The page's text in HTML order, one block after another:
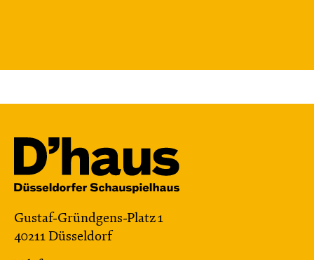
Gustaf-Gründgens-Platz 1
40211 Düsseldorf